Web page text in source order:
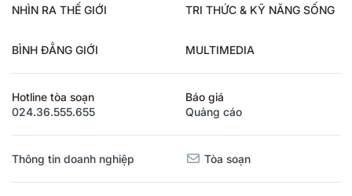
NHÌN RA THẾ GIỚI TRI THỨC & KỸ NĂNG SỐNG
BÌNH ĐẲNG GIỚI MULTIMEDIA
Hotline tòa soạn
024.36.555.655
Báo giá
Quảng cáo
Thông tin doanh nghiệp Tòa soạn